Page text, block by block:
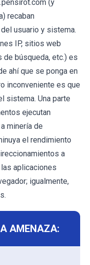
(y
recaban
usuario y sistema.
IP, sitios web
búsqueda, etc.) es
ahí que se ponga en
inconveniente es que
sistema. Una parte
ejecutan
minería de
el rendimiento
a
aplicaciones
igualmente,
AMENAZA: